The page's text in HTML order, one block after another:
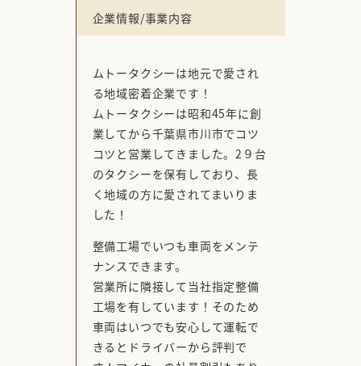
企業情報/事業内容
ムトータクシーは地元で愛され
る地域密着企業です！
ムトータクシーは昭和45年に創
業してから千葉県市川市でコツ
コツと営業してきました。2９台
のタクシーを保有しており、長
く地域の方に愛されてまいりま
した！
整備工場でいつも車両をメンテ
ナンスできます。
営業所に隣接して当社指定整備
工場を有しています！そのため
車両はいつでも安心して運転で
きるとドライバーから評判で